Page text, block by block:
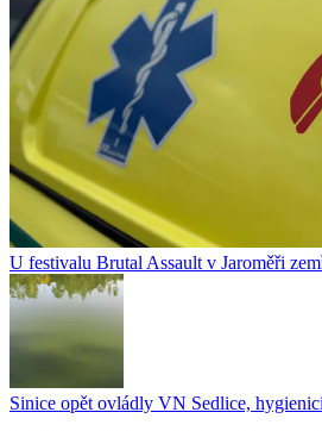
U festivalu Brutal Assault v Jaroměři
Sinice opět ovládly VN Sedlice,